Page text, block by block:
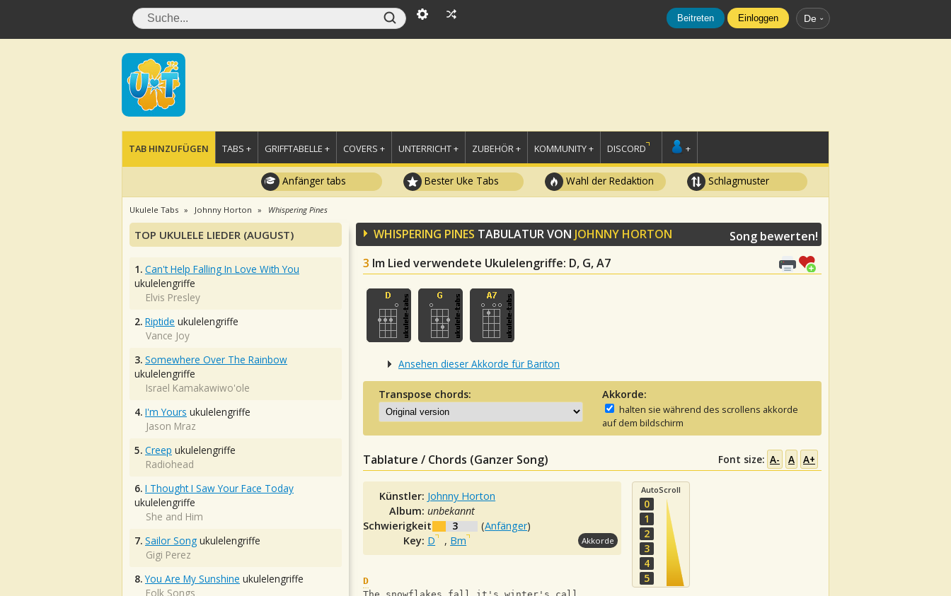
Beitreten Einloggen De
TAB HINZUFÜGEN TABS + GRIFFTABELLE + COVERS + UNTERRICHT + ZUBEHÖR + KOMMUNITY + DISCORD +
Anfänger tabs Bester Uke Tabs Wahl der Redaktion Schlagmuster
Ukulele Tabs Johnny Horton Whispering Pines
WHISPERING PINES TABULATUR VON JOHNNY HORTON
3 Im Lied verwendete Ukulelengriffe: D, G, A7
Song bewerten!
Ansehen dieser Akkorde für Bariton
Transpose chords: Akkorde:
halten sie während des scrollens akkorde
auf dem bildschirm
Tablature / Chords (Ganzer Song) Font size: A- A A+
Künstler: Johnny Horton
Album:unbekannt
Schwierigkeit:
3 (Anfänger)
Key: D , Bm Akkorde
AutoScroll
0
1
2
3
4
5
D
TOP UKULELE LIEDER (AUGUST)
1. Can't Help Falling In Love With You
ukulelengriffe
Elvis Presley
2. Riptide ukulelengriffe
Vance Joy
3. Somewhere Over The Rainbow
ukulelengriffe
Israel Kamakawiwo'ole
4. I'm Yours ukulelengriffe
Jason Mraz
5. Creep ukulelengriffe
Radiohead
6. I Thought I Saw Your Face Today
ukulelengriffe
She and Him
7. Sailor Song ukulelengriffe
Gigi Perez
8. You Are My Sunshine ukulelengriffe
Folk Songs